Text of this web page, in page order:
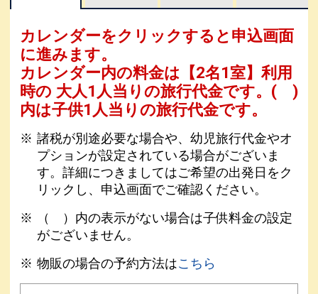
カレンダーをクリックすると申込画面
に進みます。
カレンダー内の料金は 【2名1室】利用
時の 大人1人当りの旅行代金です。 ( )
内は子供1人当りの旅行代金です。
諸税が別途必要な場合や、幼児旅行代金やオ
プションが設定されている場合がございま
す。詳細につきましてはご希望の出発日をク
リックし、申込画面でご確認ください。
（ ）内の表示がない場合は子供料金の設定
がございません。
物販の場合の予約方法はこちら